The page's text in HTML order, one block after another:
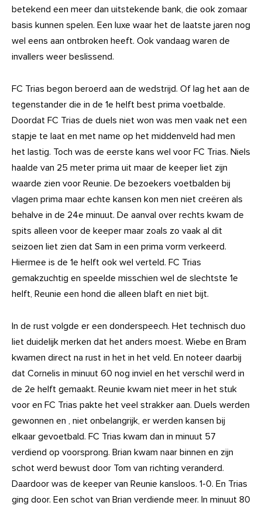
betekend een meer dan uitstekende bank, die ook zomaar
basis kunnen spelen. Een luxe waar het de laatste jaren nog
wel eens aan ontbroken heeft. Ook vandaag waren de
invallers weer beslissend.
FC Trias begon beroerd aan de wedstrijd. Of lag het aan de
tegenstander die in de 1e helft best prima voetbalde.
Doordat FC Trias de duels niet won was men vaak net een
stapje te laat en met name op het middenveld had men
het lastig. Toch was de eerste kans wel voor FC Trias. Niels
haalde van 25 meter prima uit maar de keeper liet zijn
waarde zien voor Reunie. De bezoekers voetbalden bij
vlagen prima maar echte kansen kon men niet creëren als
behalve in de 24e minuut. De aanval over rechts kwam de
spits alleen voor de keeper maar zoals zo vaak al dit
seizoen liet zien dat Sam in een prima vorm verkeerd.
Hiermee is de 1e helft ook wel verteld. FC Trias
gemakzuchtig en speelde misschien wel de slechtste 1e
helft, Reunie een hond die alleen blaft en niet bijt.
In de rust volgde er een donderspeech. Het technisch duo
liet duidelijk merken dat het anders moest. Wiebe en Bram
kwamen direct na rust in het in het veld. En noteer daarbij
dat Cornelis in minuut 60 nog inviel en het verschil werd in
de 2e helft gemaakt. Reunie kwam niet meer in het stuk
voor en FC Trias pakte het veel strakker aan. Duels werden
gewonnen en , niet onbelangrijk, er werden kansen bij
elkaar gevoetbald. FC Trias kwam dan in minuut 57
verdiend op voorsprong. Brian kwam naar binnen en zijn
schot werd bewust door Tom van richting veranderd.
Daardoor was de keeper van Reunie kansloos. 1-0. En Trias
ging door. Een schot van Brian verdiende meer. In minuut 80